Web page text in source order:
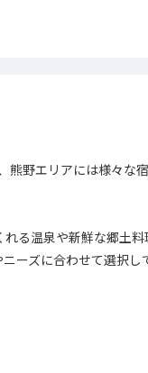
熊野エリアには様々な宿
る温泉や新鮮な郷土料
ーズに合わせて選択し